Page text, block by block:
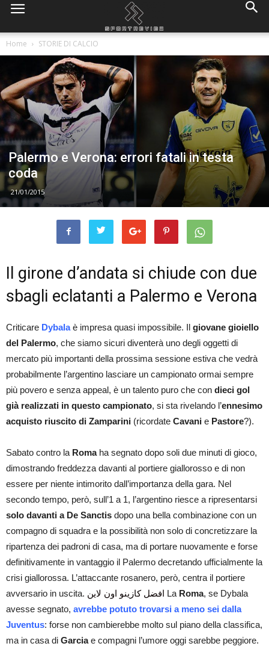
Home STORIE DI CALCIO
Palermo e Verona: errori fatali in testa
coda
21/01/2015
Il girone d’andata si chiude con due
sbagli eclatanti a Palermo e Verona
Criticare Dybalaè impresa quasi impossibile. Il giovane gioiello
del Palermo, che siamo sicuri diventerà uno degli oggetti di
mercato più importanti della prossima sessione estiva che vedrà
probabilmente l’argentino lasciare un campionato ormai sempre
più povero e senza appeal, è un talento puro che con dieci gol
già realizzati in questo campionato, si sta rivelando l’ennesimo
acquisto riuscito di Zamparini (ricordate Cavani e Pastore?).
Sabato contro la Romaha segnato dopo soli due minuti di gioco,
dimostrando freddezza davanti al portiere giallorosso e di non
essere per niente intimorito dall’importanza della gara. Nel
secondo tempo, però, sull’1 a 1, l’argentino riesce a ripresentarsi
solo davanti a De Sanctis dopo una bella combinazione con un
compagno di squadra e la possibilità non solo di concretizzare la
ripartenza dei padroni di casa, ma di portare nuovamente e forse
definitivamente in vantaggio il Palermo decretando ufficialmente la
crisi giallorossa. L’attaccante rosanero, però, centra il portiere
avversario in uscita. افضل كازينو اون لاين La Roma, se Dybala
avesse segnato, avrebbe potuto trovarsi a meno sei dalla
Juventus: forse non cambierebbe molto sul piano della classifica,
ma in casa di Garciae compagni l’umore oggi sarebbe peggiore.